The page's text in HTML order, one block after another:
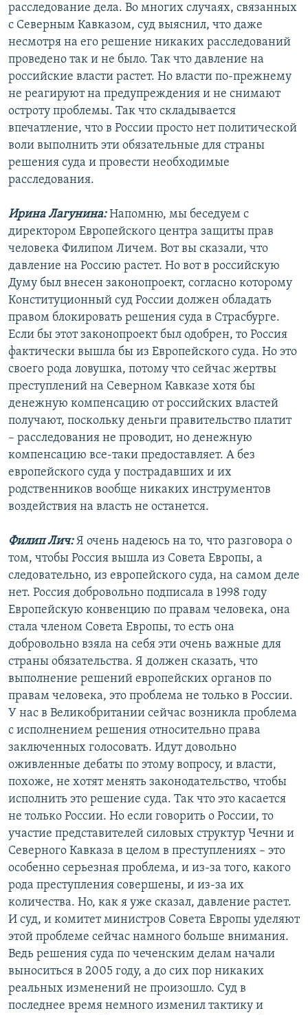
расследование дела. Во многих случаях, связанных
с Северным Кавказом, суд выяснил, что даже
несмотря на его решение никаких расследований
проведено так и не было. Так что давление на
российские власти растет. Но власти по-прежнему
не реагируют на предупреждения и не снимают
остроту проблемы. Так что складывается
впечатление, что в России просто нет политической
воли выполнить эти обязательные для страны
решения суда и провести необходимые
расследования.
Ирина Лагунина:Напомню, мы беседуем с
директором Европейского центра защиты прав
человека Филипом Личем. Вот вы сказали, что
давление на Россию растет. Но вот в российскую
Думу был внесен законопроект, согласно которому
Конституционный суд России должен обладать
правом блокировать решения суда в Страсбурге.
Если бы этот законопроект был одобрен, то Россия
фактически вышла бы из Европейского суда. Но это
своего рода ловушка, потому что сейчас жертвы
преступлений на Северном Кавказе хотя бы
денежную компенсацию от российских властей
получают, поскольку деньги правительство платит
– расследования не проводит, но денежную
компенсацию все-таки предоставляет. А без
европейского суда у пострадавших и их
родственников вообще никаких инструментов
воздействия на власть не останется.
Филип Лич:Я очень надеюсь на то, что разговора о
том, чтобы Россия вышла из Совета Европы, а
следовательно, из европейского суда, на самом деле
нет. Россия добровольно подписала в 1998 году
Европейскую конвенцию по правам человека, она
стала членом Совета Европы, то есть она
добровольно взяла на себя эти очень важные для
страны обязательства. Я должен сказать, что
выполнение решений европейских органов по
правам человека, это проблема не только в России.
У нас в Великобритании сейчас возникла проблема
с исполнением решения относительно права
заключенных голосовать. Идут довольно
оживленные дебаты по этому вопросу, и власти,
похоже, не хотят менять законодательство, чтобы
исполнить это решение суда. Так что это касается
не только России. Но если говорить о России, то
участие представителей силовых структур Чечни и
Северного Кавказа в целом в преступлениях – это
особенно серьезная проблема, и из-за того, какого
рода преступления совершены, и из-за их
количества. Но, как я уже сказал, давление растет.
И суд, и комитет министров Совета Европы уделяют
этой проблеме сейчас намного больше внимания.
Ведь решения суда по чеченским делам начали
выноситься в 2005 году, а до сих пор никаких
реальных изменений не произошло. Суд в
последнее время немного изменил тактику и